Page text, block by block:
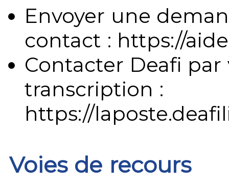
Envoyer une
contact : https://
Contacter Deafi
transcription :
https://
Voies de recours